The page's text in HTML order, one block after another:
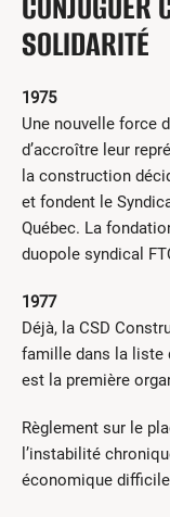
Comment
Victime d’un accident
Nouvelles et
Employeurs
Documents et
Nous contacter
Recherche
SOLIDARITÉ
1975
Une nouvelle force
d’accroître leur
la construction
et fondent le
Québec. La
duopole syndical
1977
Déjà, la CSD
famille dans la liste
est la première
Règlement sur le
l’instabilité
économique